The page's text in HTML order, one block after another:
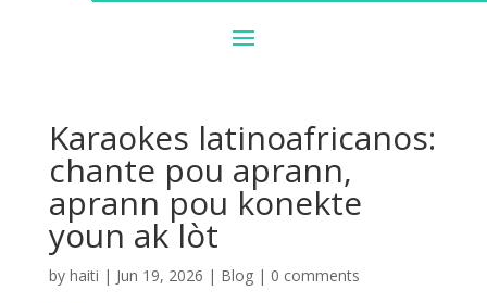
Karaokes latinoafricanos:
chante pou aprann,
aprann pou konekte
youn ak lòt
by haiti | Jun 19, 2026 | Blog| 0 comments